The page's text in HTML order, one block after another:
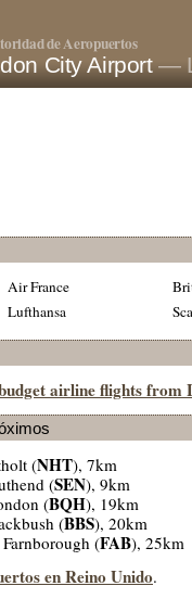
de Aeropuertos
City Airport —
Air France
Lufthansa
airline flights
(NHT), 7km
(SEN), 9km
(BQH), 19km
(BBS), 20km
Farnborough (FAB), 25km
en Reino Unido.